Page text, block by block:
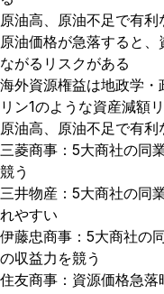
原油高、原油不足で有
原油価格が急落すると
ながるリスクがある
海外資源権益は地政学
リン1のような資産減額
原油高、原油不足で有
三菱商事：5大商社の同
競う
三井物産：5大商社の同
れやすい
伊藤忠商事：5大商社の
の収益力を競う
住友商事：資源価格急